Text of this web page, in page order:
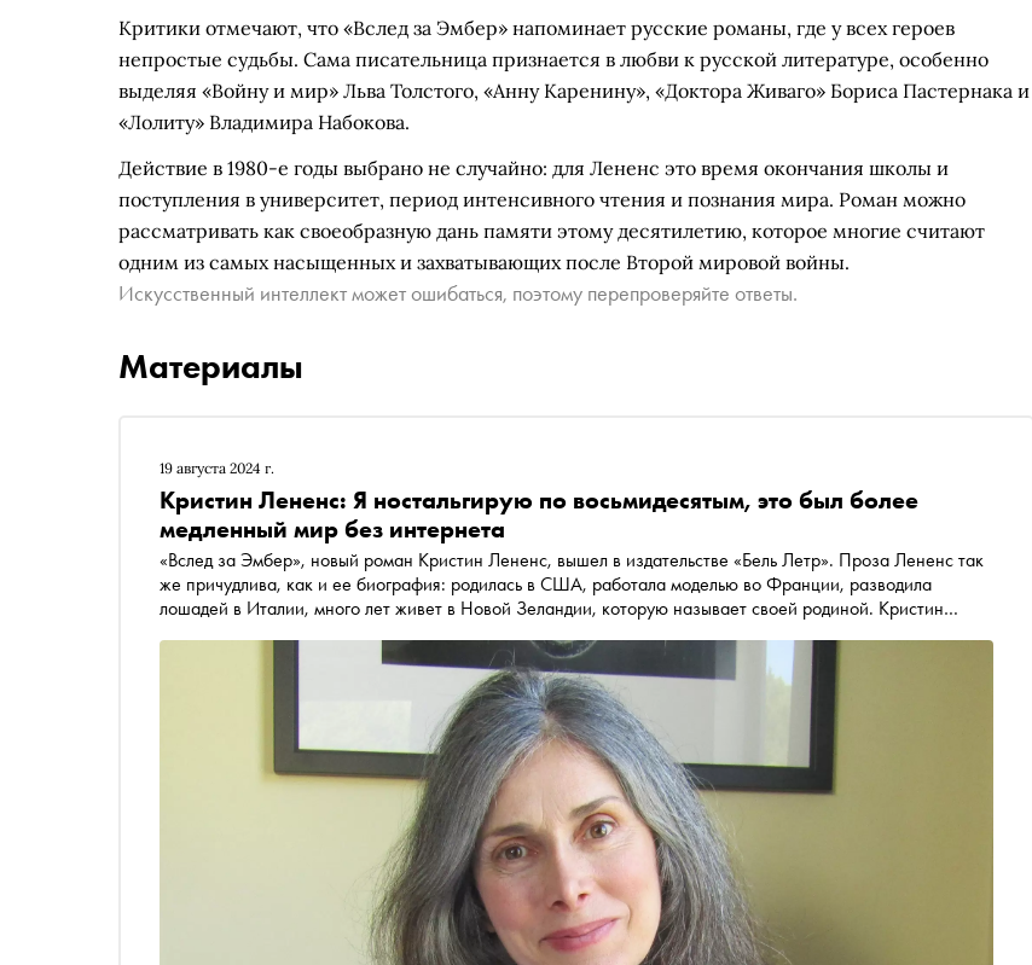
Критики отмечают, что «Вслед за Эмбер» напоминает русские романы, где у всех героев
непростые судьбы. Сама писательница признается в любви к русской литературе, особенно
выделяя «Войну и мир» Льва Толстого, «Анну Каренину», «Доктора Живаго» Бориса Пастернака и
«Лолиту» Владимира Набокова.
Действие в 1980-е годы выбрано не случайно: для Лененс это время окончания школы и
поступления в университет, период интенсивного чтения и познания мира. Роман можно
рассматривать как своеобразную дань памяти этому десятилетию, которое многие считают
одним из самых насыщенных и захватывающих после Второй мировой войны.
Искусственный интеллект может ошибаться, поэтому перепроверяйте ответы.
Материалы
19 августа 2024 г.
Кристин Лененс: Я ностальгирую по восьмидесятым, это был более
медленный мир без интернета
«Вслед за Эмбер», новый роман Кристин Лененс, вышел в издательстве «Бель Летр». Проза Лененс так
же причудлива, как и ее биография: родилась в США, работала моделью во Франции, разводила
лошадей в Италии, много лет живет в Новой Зеландии, которую называет своей родиной. Кристин
и какие песни 80-х могла бы слушать вместе с героями своего романа